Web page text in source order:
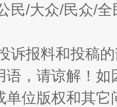
民/大众/民众/
诉报料和投稿
语，请谅解！
单位版权和其它